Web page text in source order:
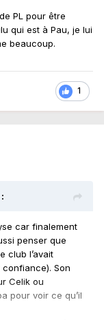
PL pour être
qui est à Pau, je lui
beaucoup.
1
car finalement
penser que
club l’avait
Son
Celik ou
pour voir ce qu’il